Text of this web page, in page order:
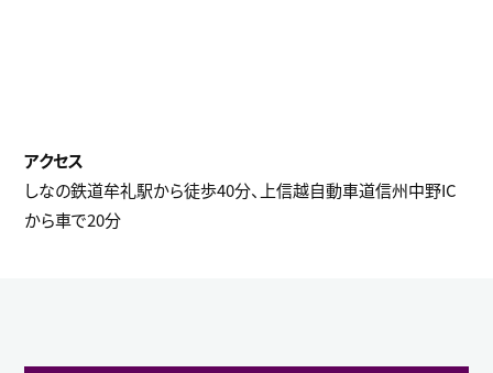
しなの鉄道牟礼駅から徒歩40分、上信越自動車道信州中野IC
から車で20分